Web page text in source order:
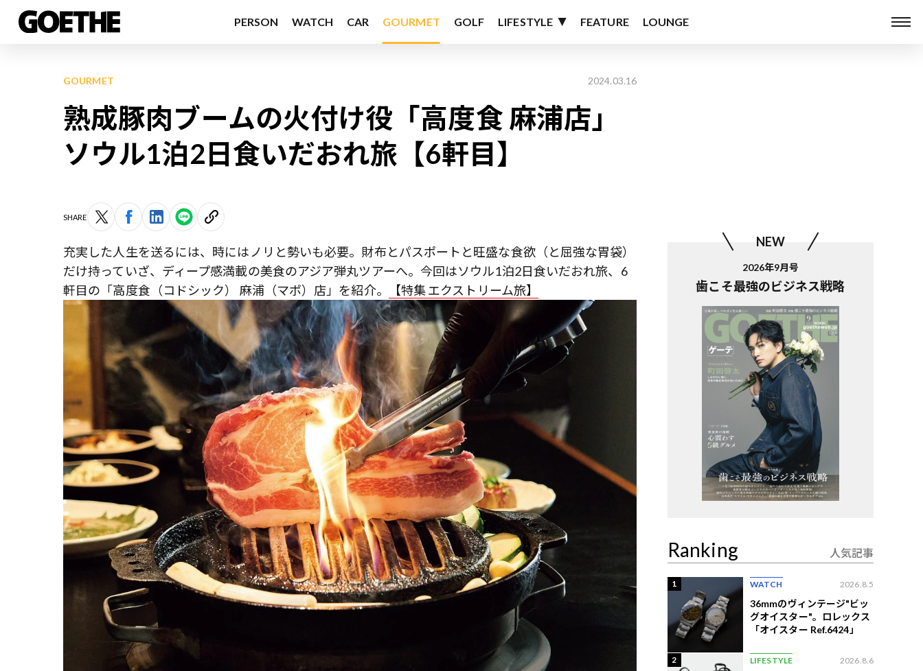
PERSON WATCH CAR GOURMET GOLF LIFESTYLE FEATURE LOUNGE
GOURMET 2024.03.16
熟成豚肉ブームの火付け役「高度食 麻浦店」――
ソウル1泊2日食いだおれ旅【6軒目】
SHARE
充実した人生を送るには、時にはノリと勢いも必要。財布とパスポートと旺盛な食欲（と屈強な胃袋）
だけ持っていざ、ディープ感満載の美食のアジア弾丸ツアーへ。今回はソウル1泊2日食いだおれ旅、6
軒目の「高度食（コドシック） 麻浦（マポ）店」を紹介。
【特集 エクストリーム旅】
NEW
2026年9月号
歯こそ最強のビジネス戦略
Ranking 人気記事
1 WATCH 2026.8.5
36mmのヴィンテージ"ビッ
グオイスター"。ロレックス
「オイスター Ref.6424」
2 LIFESTYLE 2026.8.6